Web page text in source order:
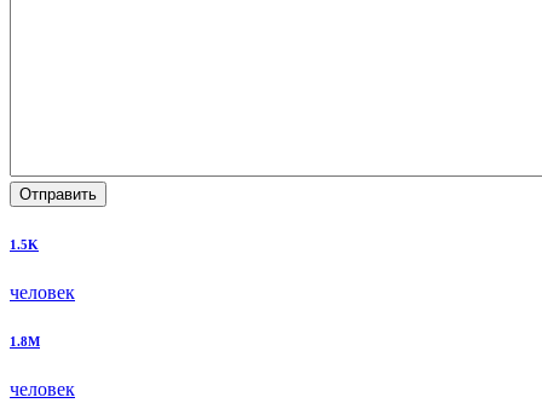
Отправить
1.5K
человек
1.8M
человек